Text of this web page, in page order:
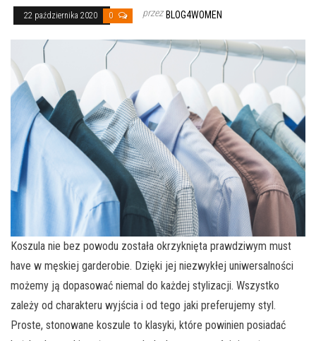
22 października 2020 0 przez BLOG4WOMEN
Koszula nie bez powodu została okrzyknięta prawdziwym must
have w męskiej garderobie. Dzięki jej niezwykłej uniwersalności
możemy ją dopasować niemal do każdej stylizacji. Wszystko
zależy od charakteru wyjścia i od tego jaki preferujemy styl.
Proste, stonowane koszule to klasyki, które powinien posiadać